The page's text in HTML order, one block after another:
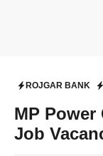
ROJGAR BANK
MP Power
Job